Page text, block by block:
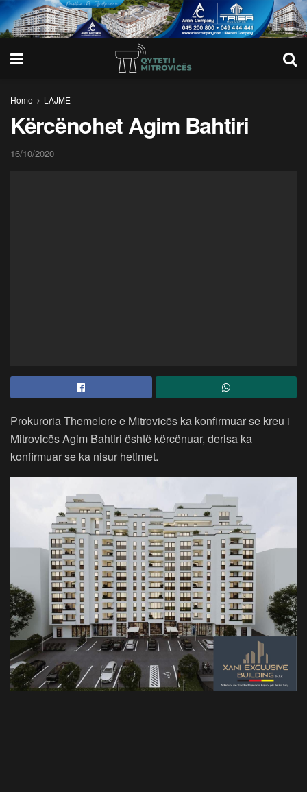
Home LAJME
Kërcënohet Agim Bahtiri
16/10/2020
Prokuroria Themelore e Mitrovicës ka konfirmuar se kreu i
Mitrovicës Agim Bahtiri është kërcënuar, derisa ka
konfirmuar se ka nisur hetimet.